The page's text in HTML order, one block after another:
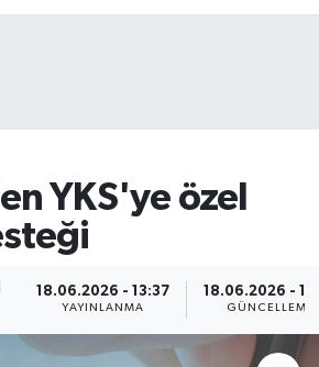
YKS'ye özel
18.06.2026 - 13:37
YAYINLANMA
18.06.2026 -
GÜNCELLEME